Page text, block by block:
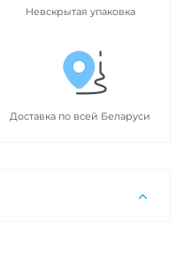
Невскрытая упаковка
Доставка по всей Беларуси